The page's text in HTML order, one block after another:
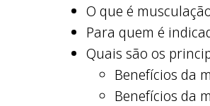
O que é
Para quem é
Quais são os
Benefícios da
Benefícios da